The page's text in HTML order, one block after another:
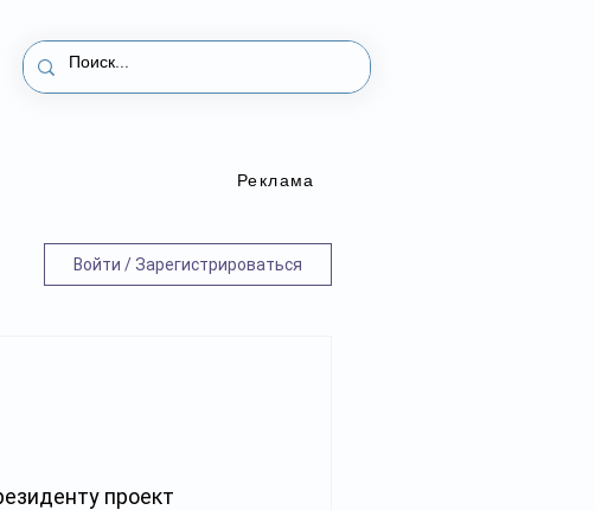
Реклама
Войти / Зарегистрироваться
проект